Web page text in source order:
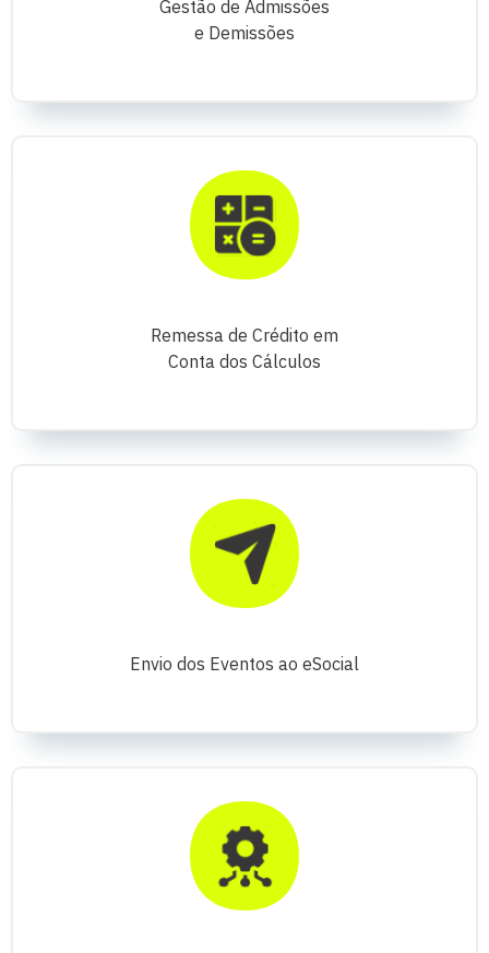
Gestão de Admissões
e Demissões
Remessa de Crédito em
Conta dos Cálculos
Envio dos Eventos ao eSocial